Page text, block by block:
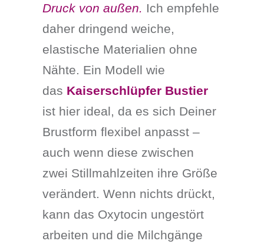
Druck von außen. Ich empfehle
daher dringend weiche,
elastische Materialien ohne
Nähte. Ein Modell wie
das Kaiserschlüpfer Bustier
ist hier ideal, da es sich Deiner
Brustform flexibel anpasst –
auch wenn diese zwischen
zwei Stillmahlzeiten ihre Größe
verändert. Wenn nichts drückt,
kann das Oxytocin ungestört
arbeiten und die Milchgänge